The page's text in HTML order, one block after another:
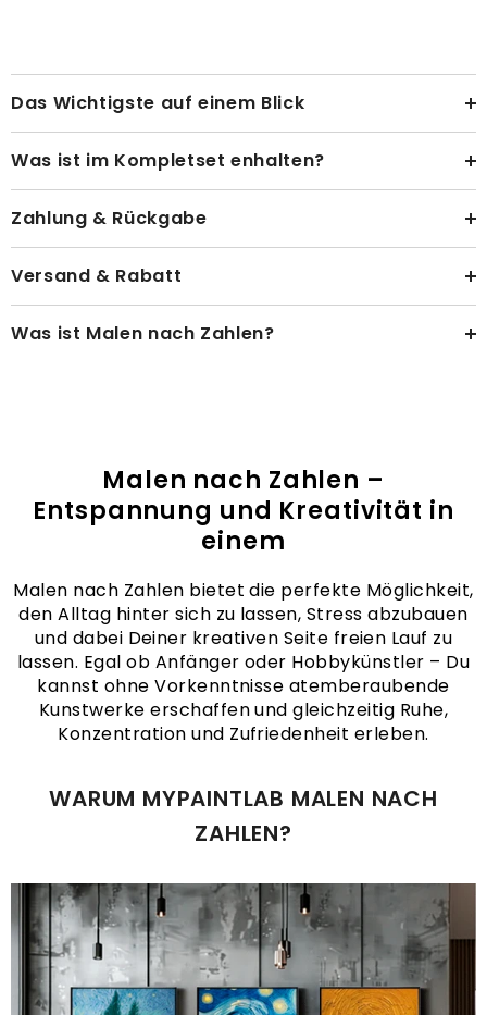
Das Wichtigste auf einem Blick
Was ist im Kompletset enhalten?
Zahlung & Rückgabe
Versand & Rabatt
Was ist Malen nach Zahlen?
Malen nach Zahlen –
Entspannung und Kreativität in
einem
Malen nach Zahlen bietet die perfekte Möglichkeit,
den Alltag hinter sich zu lassen, Stress abzubauen
und dabei Deiner kreativen Seite freien Lauf zu
lassen. Egal ob Anfänger oder Hobbykünstler – Du
kannst ohne Vorkenntnisse atemberaubende
Kunstwerke erschaffen und gleichzeitig Ruhe,
Konzentration und Zufriedenheit erleben.
WARUM MYPAINTLAB MALEN NACH
ZAHLEN?